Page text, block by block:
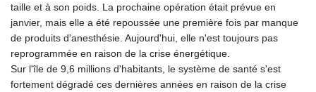
taille et à son poids. La prochaine opération était prévue en
janvier, mais elle a été repoussée une première fois par manque
de produits d'anesthésie. Aujourd'hui, elle n'est toujours pas
reprogrammée en raison de la crise énergétique.
Sur l'île de 9,6 millions d'habitants, le système de santé s'est
fortement dégradé ces dernières années en raison de la crise